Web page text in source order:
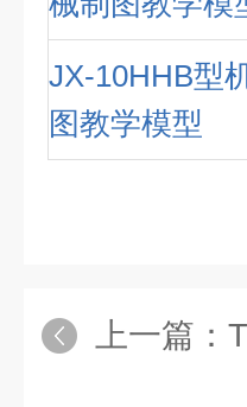
JX-10HHB型
图教学模型
上一篇：